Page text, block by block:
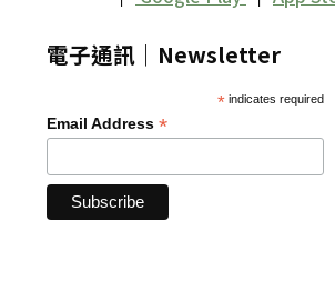
電子通訊｜Newsletter
* indicates required
Email Address*